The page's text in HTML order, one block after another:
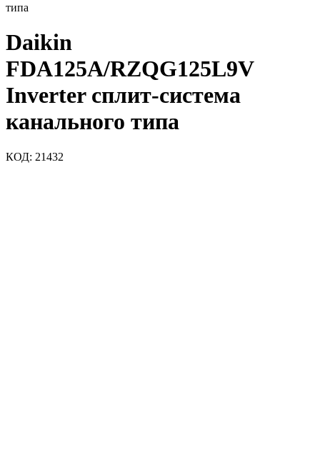
типа
Daikin
FDA125A/RZQG125L9V
Inverter сплит-система
канального типа
КОД: 21432